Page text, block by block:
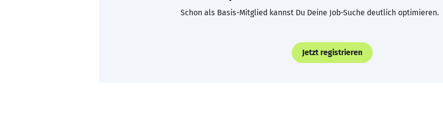
Schon als Basis-Mitglied kannst Du Deine Job-Suche deutlich optimieren.
Jetzt registrieren